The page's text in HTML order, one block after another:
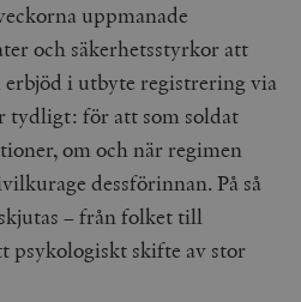
uppmanade
och säkerhetsstyrkor att
erbjöd i utbyte registrering via
tydligt: för att som soldat
om och när regimen
dessförinnan. På så
– från folket till
psykologiskt skifte av stor